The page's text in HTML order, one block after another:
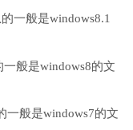
一般是windows8.1
般是windows8的文
一般是windows7的文